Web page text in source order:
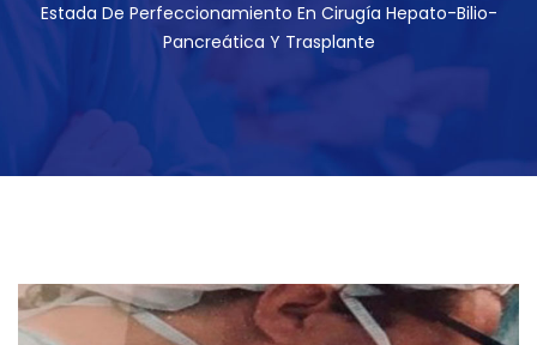
Estada De Perfeccionamiento En Cirugía Hepato-Bilio-
Pancreática Y Trasplante